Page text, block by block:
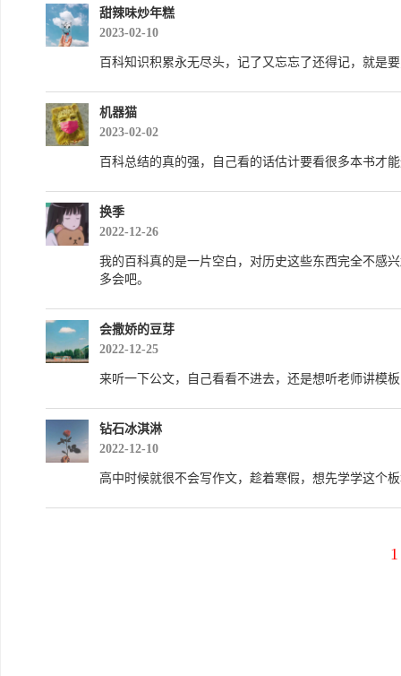
甜辣味炒年糕
2023-02-10
百科知识积累永无尽头，记了又忘忘了还得记，就是
机器猫
2023-02-02
百科总结的真的强，自己看的话估计要看很多本书才
换季
2022-12-26
我的百科真的是一片空白，对历史这些东西完全不感
多会吧。
会撒娇的豆芽
2022-12-25
来听一下公文，自己看看不进去，还是想听老师讲模
钻石冰淇淋
2022-12-10
高中时候就很不会写作文，趁着寒假，想先学学这个
1